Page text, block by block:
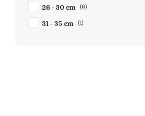
26 - 30 cm (6)
31 - 35 cm (1)